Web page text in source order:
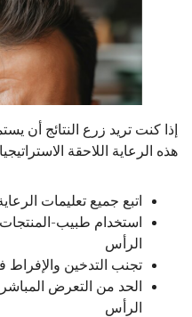
إذا كنت تريد زرع النتائج أن
هذه الرعاية اللاحقة
اتبع جميع تعليمات
استخدام طبيب-
الرأس
تجنب التدخين والإفراط
الحد من التعرض
الرأس